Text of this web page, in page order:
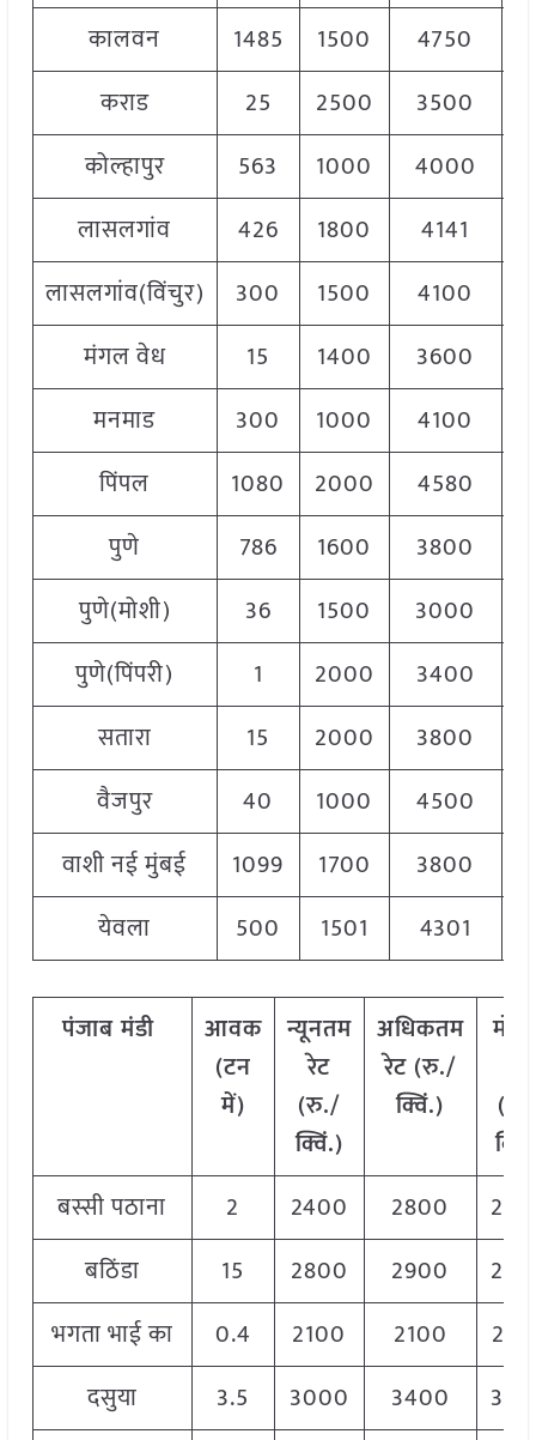
कालवन
1485 1500 4750
कराड
25 2500 3500
कोल्हापुर
563 1000 4000
लासलगांव
426 1800 4141
लासलगांव(विंचुर)
300 1500 4100
मंगल वेध
15 1400 3600
मनमाड
300 1000 4100
पिंपल
1080 2000 4580
पुणे
786 1600 3800
पुणे(मोशी)
36 1500 3000
पुणे(पिंपरी)
1 2000 3400
सतारा
15 2000 3800
वैजपुर
40 1000 4500
वाशी नई मुंबई
1099 1700 3800
येवला
500 1501 4301
पंजाबमंडी
आवक
(टन
में)
न्यूनतम
रेट
(रु./
क्विं.)
अधिकतम
रेट (रु./
क्विं.)
(
क्विं
बस्सी पठाना
2 2400 2800
बठिंडा
15 2800 2900
भगता भाई का
0.4 2100 2100
दसुया
3.5 3000 3400